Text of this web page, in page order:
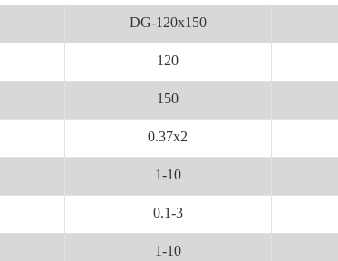
DG-120x150
120
150
0.37x2
1-10
0.1-3
1-10